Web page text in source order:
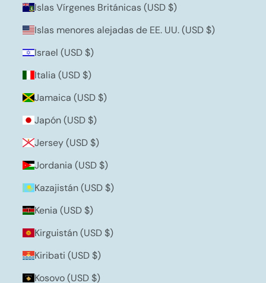
Islas Vírgenes Británicas (USD $)
Islas menores alejadas de EE. UU. (USD $)
Israel (USD $)
Italia (USD $)
Jamaica (USD $)
Japón (USD $)
Jersey (USD $)
Jordania (USD $)
Kazajistán (USD $)
Kenia (USD $)
Kirguistán (USD $)
Kiribati (USD $)
Kosovo (USD $)